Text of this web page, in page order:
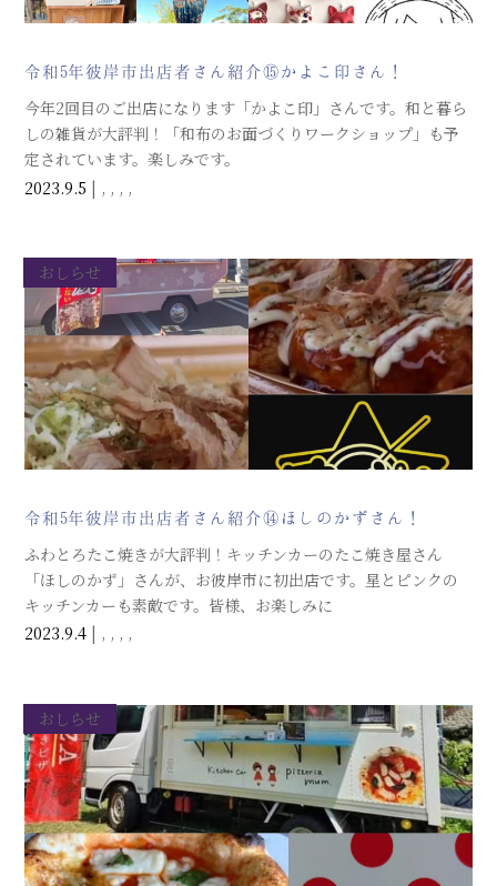
令和5年彼岸市出店者さん紹介⑮かよこ印さん！
2023.9.5 | , , , ,
今年2回目のご出店になります「かよこ印」さんです。和と暮ら
しの雑貨が大評判！「和布のお面づくりワークショップ」も予
定されています。楽しみです。
令和5年彼岸市出店者さん紹介⑭ほしのかずさん！
2023.9.4 |
おしらせ
, , , ,
ふわとろたこ焼きが大評判！キッチンカーのたこ焼き屋さん
「ほしのかず」さんが、お彼岸市に初出店です。星とピンクの
キッチンカーも素敵です。皆様、お楽しみに
おしらせ